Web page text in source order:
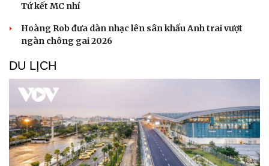
Tứ kết MC nhí
Hoàng Rob đưa dàn nhạc lên sân khấu Anh trai vượt
ngàn chông gai 2026
DU LỊCH